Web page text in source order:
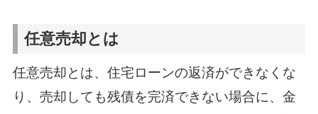
任意売却とは
任意売却とは、住宅ローンの返済ができなくな
り、売却しても残債を完済できない場合に、金